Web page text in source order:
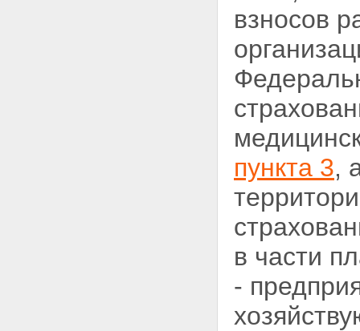
взносов
пункта 3,
в части
-